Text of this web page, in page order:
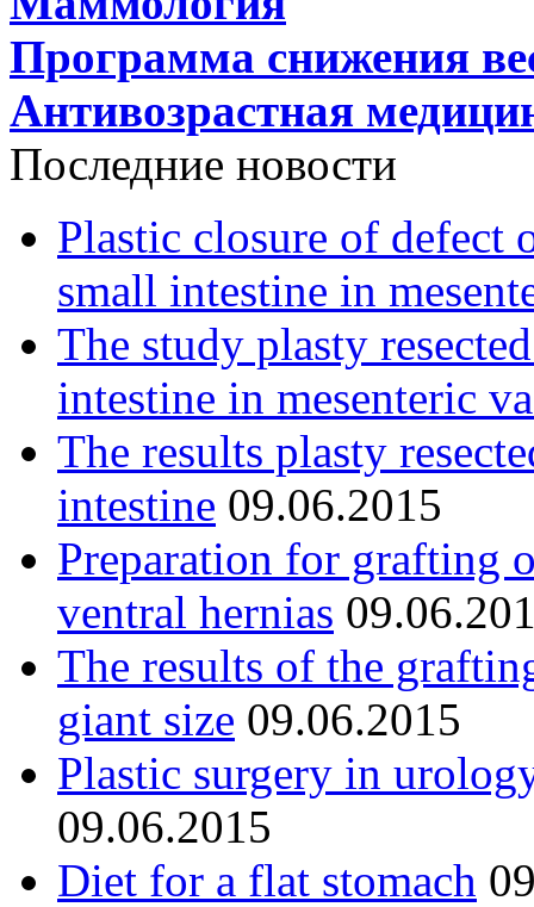
Программа снижения
Антивозрастная
Последние новости
Plastic closure of defect
small intestine in
The study plasty
intestine in mesenteric
The results plasty
intestine 09.06.2015
Preparation for grafting
ventral hernias
The results of the
giant size 09.06.2015
Plastic surgery in
09.06.2015
Diet for a flat stomach